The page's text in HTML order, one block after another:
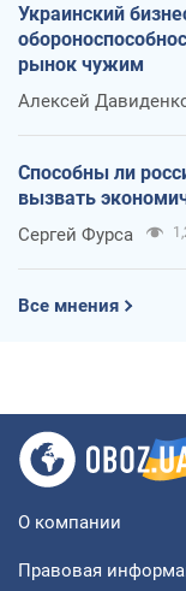
Украинский
рынок чужим
Алексей
Способны ли
вызвать
Сергей Фурса
Все мнения
О компании
Правовая